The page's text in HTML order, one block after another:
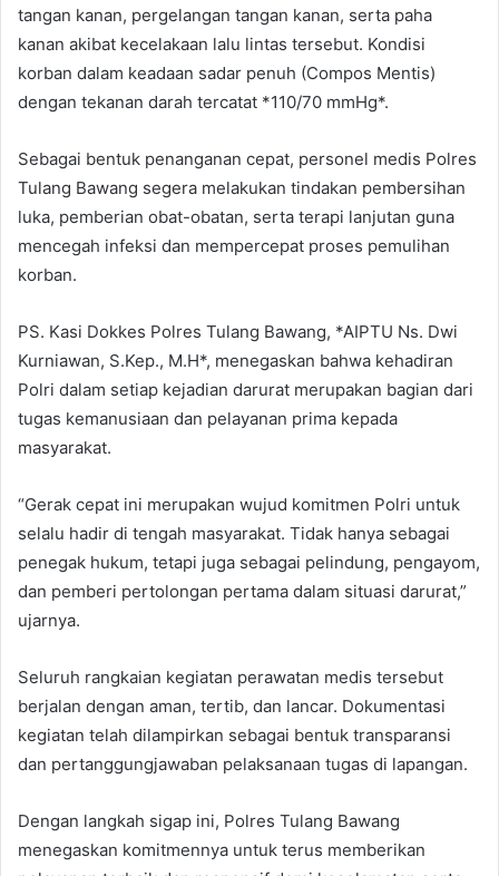
tangan kanan, pergelangan tangan kanan, serta paha
kanan akibat kecelakaan lalu lintas tersebut. Kondisi
korban dalam keadaan sadar penuh (Compos Mentis)
dengan tekanan darah tercatat *110/70 mmHg*.
Sebagai bentuk penanganan cepat, personel medis Polres
Tulang Bawang segera melakukan tindakan pembersihan
luka, pemberian obat-obatan, serta terapi lanjutan guna
mencegah infeksi dan mempercepat proses pemulihan
korban.
PS. Kasi Dokkes Polres Tulang Bawang, *AIPTU Ns. Dwi
Kurniawan, S.Kep., M.H*, menegaskan bahwa kehadiran
Polri dalam setiap kejadian darurat merupakan bagian dari
tugas kemanusiaan dan pelayanan prima kepada
masyarakat.
“Gerak cepat ini merupakan wujud komitmen Polri untuk
selalu hadir di tengah masyarakat. Tidak hanya sebagai
penegak hukum, tetapi juga sebagai pelindung, pengayom,
dan pemberi pertolongan pertama dalam situasi darurat,”
ujarnya.
Seluruh rangkaian kegiatan perawatan medis tersebut
berjalan dengan aman, tertib, dan lancar. Dokumentasi
kegiatan telah dilampirkan sebagai bentuk transparansi
dan pertanggungjawaban pelaksanaan tugas di lapangan.
Dengan langkah sigap ini, Polres Tulang Bawang
menegaskan komitmennya untuk terus memberikan